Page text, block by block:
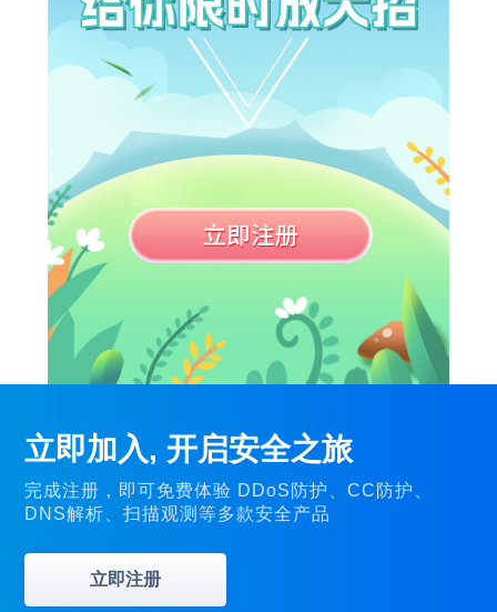
立即加入, 开启安全之旅
完成注册，即可免费体验 DDoS防护、CC防护、
DNS解析、扫描观测等多款安全产品
立即注册